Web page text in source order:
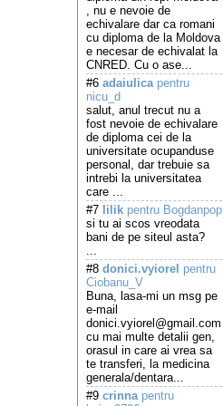
, nu e nevoie de
echivalare dar ca romani
cu diploma de la Moldova
e necesar de echivalat la
CNRED. Cu o ase...
#6 adaiulicapentru
nicu_d
salut, anul trecut nu a
fost nevoie de echivalare
de diploma cei de la
universitate ocupanduse
personal, dar trebuie sa
intrebi la universitatea
care ...
#7 lilik pentru Bogdanpop
si tu ai scos vreodata
bani de pe siteul asta?
...
#8 donici.vyiorel pentru
Ciobanu_V
Buna, lasa-mi un msg pe
e-mail
donici.vyiorel@gmail.com
cu mai multe detalii gen,
orasul in care ai vrea sa
te transferi, la medicina
generala/dentara...
#9 crinnapentru